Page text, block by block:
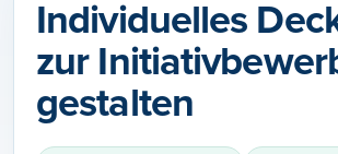
Individuelles
zur
gestalten